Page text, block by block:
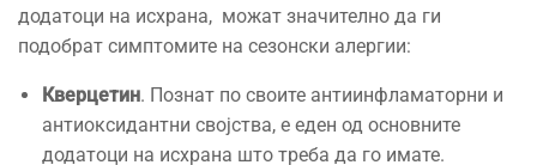
додатоци на исхрана, можат значително да ги
подобрат симптомите на сезонски алергии:
Кверцетин. Познат по своите антиинфламаторни и
антиоксидантни својства, е еден од основните
додатоци на исхрана што треба да го имате.